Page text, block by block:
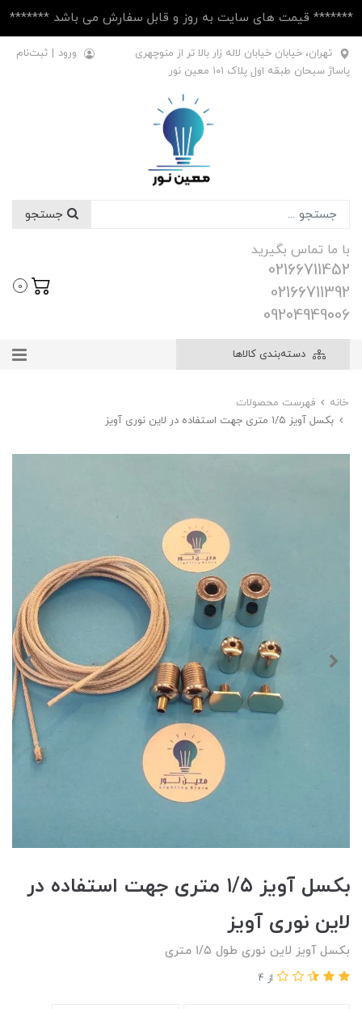
******* قیمت های سایت به روز و قابل سفارش می باشد *******
تهران، خیابان خیابان لاله زار بالا تر از منوچهری
پاساژ سبحان طبقه اول پلاک ۱۰1 معین نور
ورود | ثبت‌نام
با ما تماس بگیرید
02166711452
02166711392
09204949006
0
دسته‌بندی کالاها
خانه
فهرست محصولات
بکسل آویز ۱/۵ متری جهت استفاده در لاین نوری آویز
بکسل آویز ۱/۵ متری جهت استفاده در
لاین نوری آویز
بکسل آویز لاین نوری طول ۱/۵ متری
از 4